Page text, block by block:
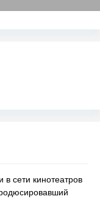
сети кинотеатров